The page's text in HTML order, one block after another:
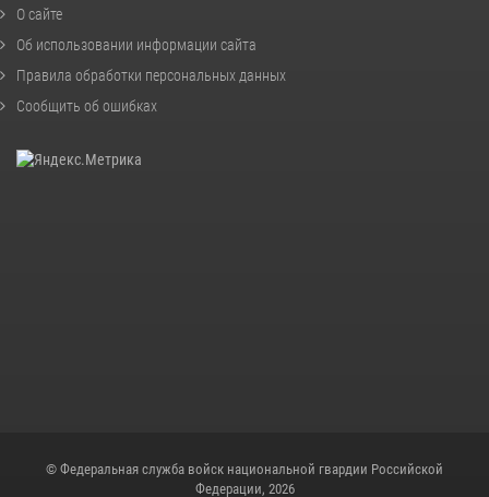
О сайте
Об использовании информации сайта
Правила обработки персональных данных
Сообщить об ошибках
© Федеральная служба войск национальной гвардии Российской
Федерации, 2026